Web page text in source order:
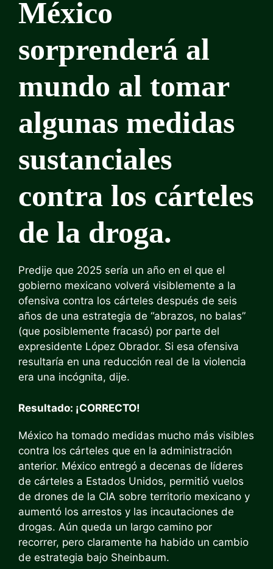
México
sorprenderá al
mundo al tomar
algunas medidas
sustanciales
contra los cárteles
de la droga.
Predije que 2025 sería un año en el que el
gobierno mexicano volverá visiblemente a la
ofensiva contra los cárteles después de seis
años de una estrategia de “abrazos, no balas”
(que posiblemente fracasó) por parte del
expresidente López Obrador. Si esa ofensiva
resultaría en una reducción real de la violencia
era una incógnita, dije.
Resultado: ¡CORRECTO!
México ha tomado medidas mucho más visibles
contra los cárteles que en la administración
anterior. México entregó a decenas de líderes
de cárteles a Estados Unidos, permitió vuelos
de drones de la CIA sobre territorio mexicano y
aumentó los arrestos y las incautaciones de
drogas. Aún queda un largo camino por
recorrer, pero claramente ha habido un cambio
de estrategia bajo Sheinbaum.